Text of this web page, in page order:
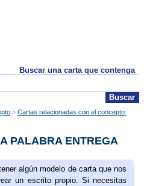
Buscar una carta que contenga
Cartas relacionadas con el concepto:
PALABRA ENTREGA
algún modelo de carta que nos
un escrito propio. Si necesitas